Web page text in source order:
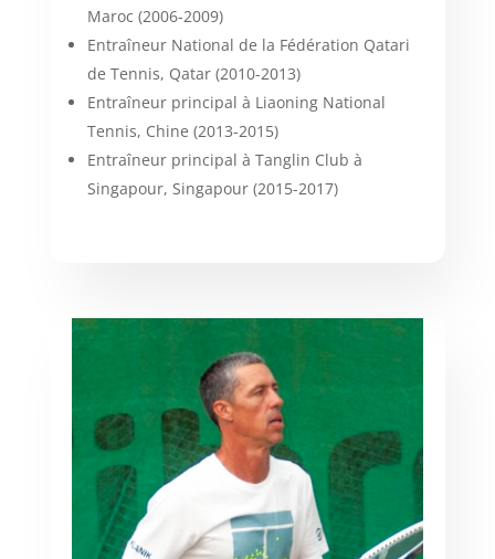
Maroc (2006-2009)
Entraîneur National de la Fédération Qatari
de Tennis, Qatar (2010-2013)
Entraîneur principal à Liaoning National
Tennis, Chine (2013-2015)
Entraîneur principal à Tanglin Club à
Singapour, Singapour (2015-2017)